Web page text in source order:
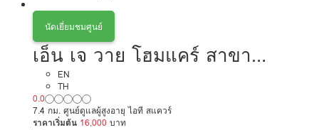
นัดเยี่ยมชมศูนย์
เอ็น เจ วาย โฮมแคร์ สาขา
ติวานนท์ 38/1 ​
EN
TH
0.0
7.4 กม. ศูนย์ดูแลผู้สูงอายุ ไอที สแควร์
ราคาเริ่มต้น 16,000 บาท